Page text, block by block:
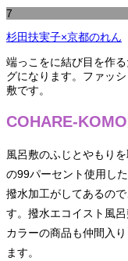
7
杉田扶実子×京都のれん
端っこをに結び目を作
グになります。ファッ
敷です。
COHARE-
風呂敷のふじとやもり
の99パーセント使用し
撥水加工がしてあるの
す。撥水エコイスト風
カラーの商品も仲間入
ます。